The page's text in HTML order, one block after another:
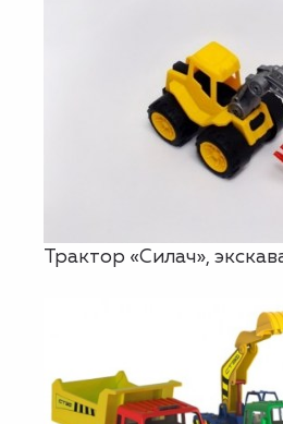
Трактор «Силач»,